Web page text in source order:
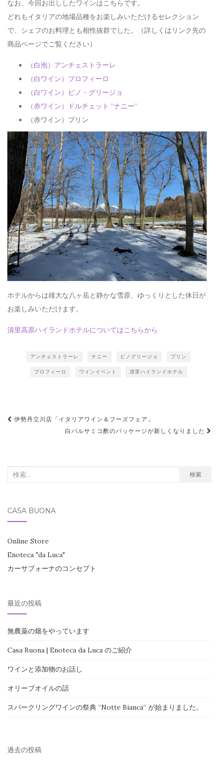
なお、今回お出ししたワインはこちらです。
どれもイタリアの地場品種をお楽しみいただけるセレクション
で、シェフのお料理とも相性抜群でした。（詳しくはリンク先の
商品ページでご覧ください）
（白泡）アンチェストラーレ
（白ワイン）プロフィーロ
（白ワイン）ピノ・グリージョ
（赤ワイン）ドルチェット “ナニー”
（赤ワイン）プリン
ホテルからは雄大な八ヶ岳と静かな雪原、ゆっくりとした休日が
お楽しみいただけます。
清里高原ハイランドホテルについてはこちらから
アンチェストラーレ ナニー ピノグリージョ プリン
プロフィーロ ワインイベント 清里ハイランドホテル
投
ゲ
シ
ョ
ン
伊勢丹立川店「イタリアワイン＆フーズフェア」
白バルサミコ酢のパッケージが新しくなりました
検
象:
検索
CASA BUONA
Online Store
Enoteca "da Luca"
カーサブォーナのコンセプト
最近の投稿
無農薬の畑をやっています
Casa Buona | Enoteca da Luca のご紹介
ワインと添加物のお話し
オリーブオイルの話
スパークリングワインの祭典 “Notte Bianca” が始まりました。
過去の投稿